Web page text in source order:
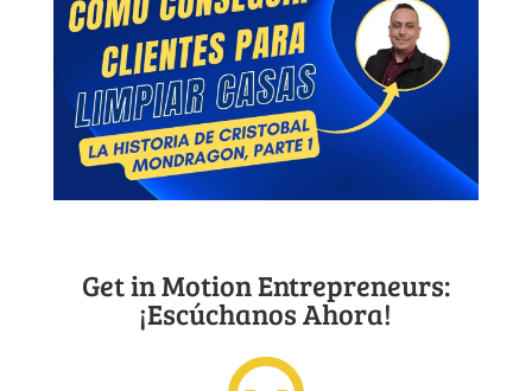
Get in Motion Entrepreneurs:
¡Escúchanos Ahora!